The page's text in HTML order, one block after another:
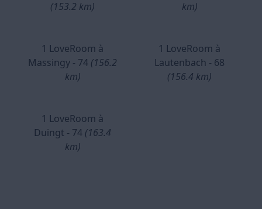
(153.2 km)
km)
1 LoveRoom à
Massingy - 74 (156.2
km)
1 LoveRoom à
Lautenbach - 68
(156.4 km)
1 LoveRoom à
Duingt - 74 (163.4
km)